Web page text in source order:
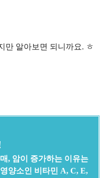
만 알아보면 되니까요. ㅎ
, 암이 증가하는 이유는
양소인 비타민 A, C, E,